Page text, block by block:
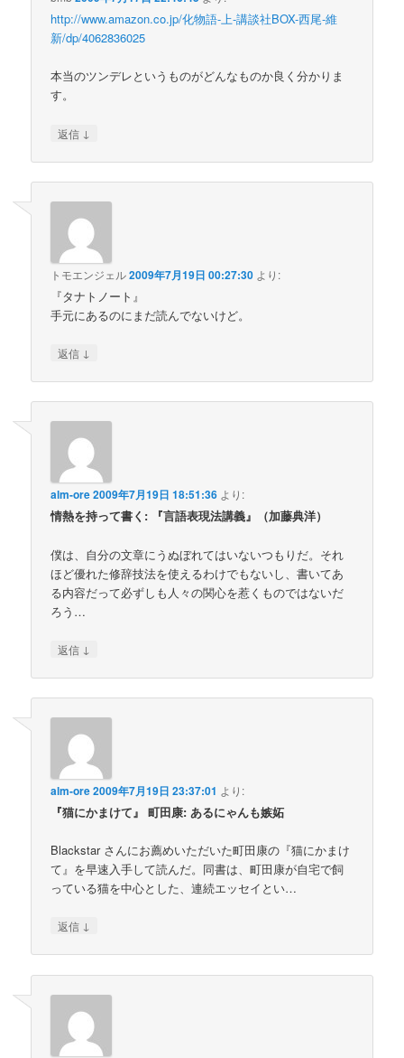
http://www.amazon.co.jp/化物語-上-講談社BOX-西尾-維
新/dp/4062836025
本当のツンデレというものがどんなものか良く分かりま
す。
返信 ↓
トモエンジェル2009年7月19日 00:27:30 より:
『タナトノート』
手元にあるのにまだ読んでないけど。
返信 ↓
alm-ore2009年7月19日 18:51:36 より:
情熱を持って書く: 『言語表現法講義』（加藤典洋）
僕は、自分の文章にうぬぼれてはいないつもりだ。それ
ほど優れた修辞技法を使えるわけでもないし、書いてあ
る内容だって必ずしも人々の関心を惹くものではないだ
ろう…
返信 ↓
alm-ore2009年7月19日 23:37:01 より:
『猫にかまけて』 町田康: あるにゃんも嫉妬
Blackstar さんにお薦めいただいた町田康の『猫にかまけ
て』を早速入手して読んだ。同書は、町田康が自宅で飼
っている猫を中心とした、連続エッセイとい…
返信 ↓